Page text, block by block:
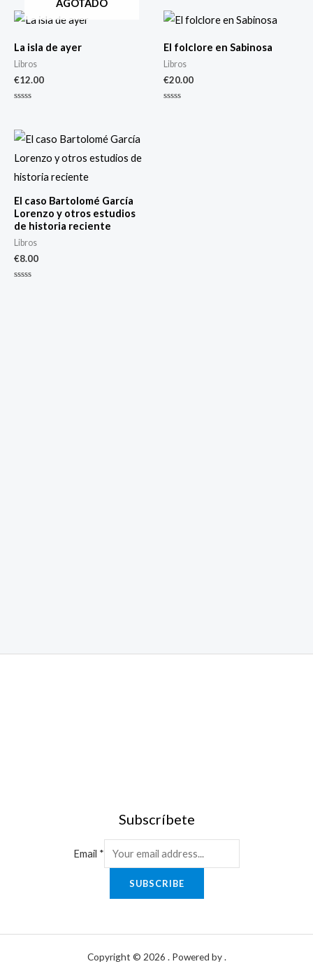
AGOTADO
La isla de ayer
Libros
€12.00
de
5
El folclore en Sabinosa
Libros
€20.00
El caso Bartolomé García
Lorenzo y otros estudios
de historia reciente
Libros
€8.00
Subscríbete
Email *
SUBSCRIBE
Copyright © 2026 . Powered by .